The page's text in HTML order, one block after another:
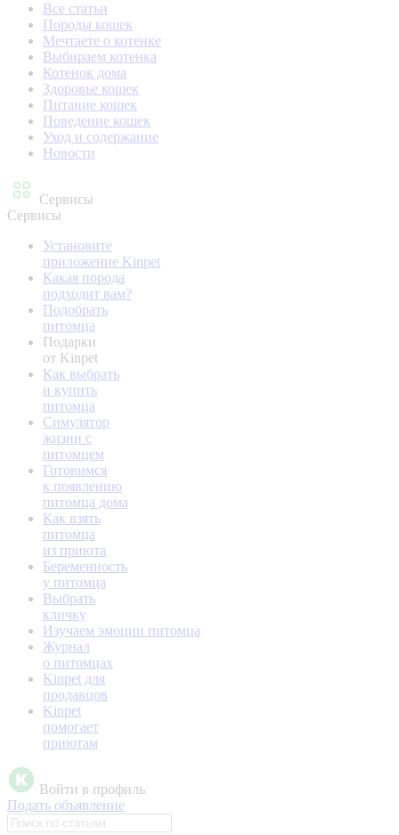
Все статьи
Породы кошек
Мечтаете о котенке
Выбираем котенка
Котенок дома
Здоровье кошек
Питание кошек
Поведение кошек
Уход и содержание
Новости
Сервисы
Сервисы
Установите
приложение Kinpet
Какая порода
подходит вам?
Подобрать
питомца
Подарки
от Kinpet
Как выбрать
и купить
питомца
Симулятор
жизни с
питомцем
Готовимся
к появлению
питомца дома
Как взять
питомца
из приюта
Беременность
у питомца
Выбрать
кличку
Изучаем эмоции питомца
Журнал
о питомцах
Kinpet для
продавцов
Kinpet
помогает
приютам
Войти в профиль
Подать объявление